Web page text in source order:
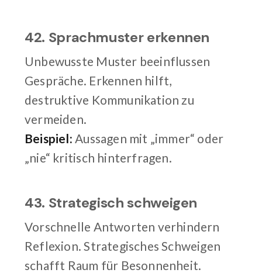
42. Sprachmuster erkennen
Unbewusste Muster beeinflussen
Gespräche. Erkennen hilft,
destruktive Kommunikation zu
vermeiden.
Beispiel: Aussagen mit „immer“ oder
„nie“ kritisch hinterfragen.
43. Strategisch schweigen
Vorschnelle Antworten verhindern
Reflexion. Strategisches Schweigen
schafft Raum für Besonnenheit.